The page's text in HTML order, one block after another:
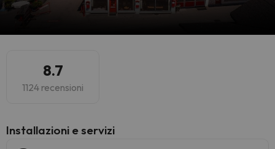
8.7
1124 recensioni
Installazioni e servizi